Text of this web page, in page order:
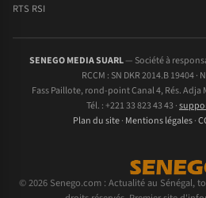
RTS RSI
SENEGO MEDIA SUARL— Société à
RCCM : SN DKR 2014.B 19404 ·
Fass Paillote, rond-point Canal 4, Rés. Adja
Tél. : +221 33 823 43 43 ·
Plan du site· Mentions légales·
© 2026 Senego.com : Actualité au Sénégal,